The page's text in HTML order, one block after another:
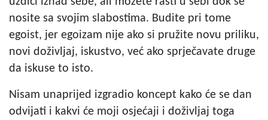
nosite sa svojim slabostima. Budite pri tome
egoist, jer egoizam nije ako si pružite novu priliku,
novi doživljaj, iskustvo, već ako sprječavate druge
da iskuse to isto.
Nisam unaprijed izgradio koncept kako će se dan
odvijati i kakvi će moji osjećaji i doživljaj toga